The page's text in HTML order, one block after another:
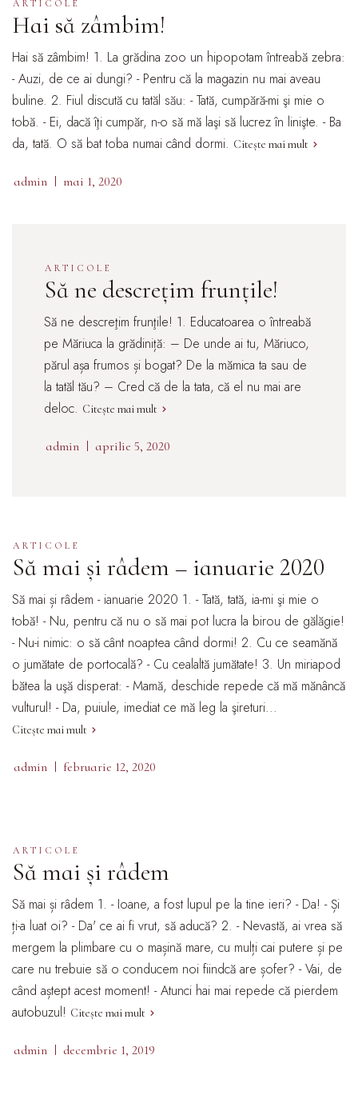
ARTICOLE
Hai să zâmbim!
Hai să zâmbim! 1. La grădina zoo un hipopotam întreabă zebra:
- Auzi, de ce ai dungi? - Pentru că la magazin nu mai aveau
buline. 2. Fiul discută cu tatăl său: - Tată, cumpără-mi şi mie o
tobă. - Ei, dacă îţi cumpăr, n-o să mă laşi să lucrez în linişte. - Ba
da, tată. O să bat toba numai când dormi. Citește mai mult
admin mai 1, 2020
ARTICOLE
Să ne descreţim frunţile!
Să ne descreţim frunţile! 1. Educatoarea o întreabă
pe Măriuca la grădiniță: – De unde ai tu, Măriuco,
părul așa frumos și bogat? De la mămica ta sau de
la tatăl tău? – Cred că de la tata, că el nu mai are
deloc. Citește mai mult
admin aprilie 5, 2020
ARTICOLE
Să mai și râdem – ianuarie 2020
Să mai și râdem - ianuarie 2020 1. - Tată, tată, ia-mi şi mie o
tobă! - Nu, pentru că nu o să mai pot lucra la birou de gălăgie!
- Nu-i nimic: o să cânt noaptea când dormi! 2. Cu ce seamănă
o jumătate de portocală? - Cu cealaltă jumătate! 3. Un miriapod
bătea la uşă disperat: - Mamă, deschide repede că mă mănâncă
vulturul! - Da, puiule, imediat ce mă leg la şireturi...
Citește mai mult
admin februarie 12, 2020
ARTICOLE
Să mai și râdem
Să mai și râdem 1. - Ioane, a fost lupul pe la tine ieri? - Da! - Și
ți-a luat oi? - Da' ce ai fi vrut, să aducă? 2. - Nevastă, ai vrea să
mergem la plimbare cu o mașină mare, cu mulți cai putere și pe
care nu trebuie să o conducem noi fiindcă are șofer? - Vai, de
când aștept acest moment! - Atunci hai mai repede că pierdem
autobuzul! Citește mai mult
admin decembrie 1, 2019